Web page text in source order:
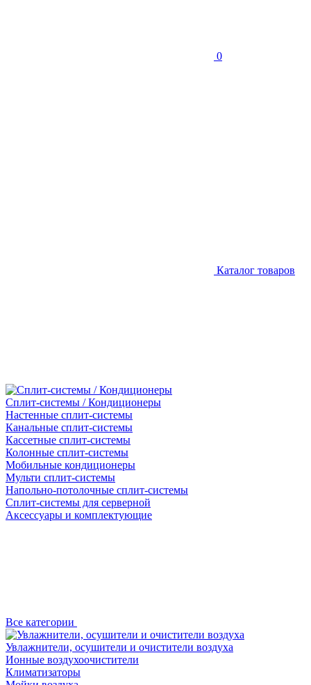
0
Каталог товаров
Сплит-системы / Кондиционеры
Настенные сплит-системы
Канальные сплит-системы
Кассетные сплит-системы
Колонные сплит-системы
Мобильные кондиционеры
Мульти сплит-системы
Напольно-потолочные сплит-системы
Сплит-системы для серверной
Аксессуары и комплектующие
Все категории
Увлажнители, осушители и очистители воздуха
Ионные воздухоочистители
Климатизаторы